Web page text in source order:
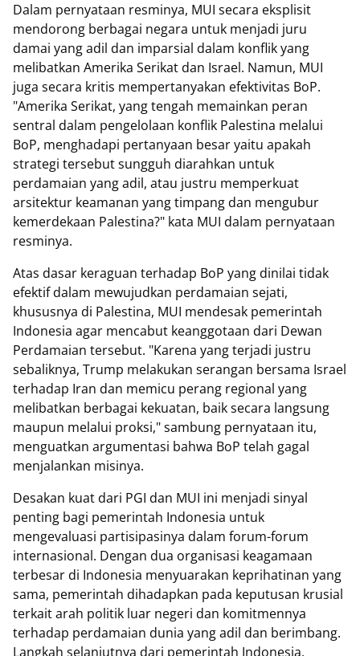
Dalam pernyataan resminya, MUI secara eksplisit
mendorong berbagai negara untuk menjadi juru
damai yang adil dan imparsial dalam konflik yang
melibatkan Amerika Serikat dan Israel. Namun, MUI
juga secara kritis mempertanyakan efektivitas BoP.
"Amerika Serikat, yang tengah memainkan peran
sentral dalam pengelolaan konflik Palestina melalui
BoP, menghadapi pertanyaan besar yaitu apakah
strategi tersebut sungguh diarahkan untuk
perdamaian yang adil, atau justru memperkuat
arsitektur keamanan yang timpang dan mengubur
kemerdekaan Palestina?" kata MUI dalam pernyataan
resminya.
Atas dasar keraguan terhadap BoP yang dinilai tidak
efektif dalam mewujudkan perdamaian sejati,
khususnya di Palestina, MUI mendesak pemerintah
Indonesia agar mencabut keanggotaan dari Dewan
Perdamaian tersebut. "Karena yang terjadi justru
sebaliknya, Trump melakukan serangan bersama Israel
terhadap Iran dan memicu perang regional yang
melibatkan berbagai kekuatan, baik secara langsung
maupun melalui proksi," sambung pernyataan itu,
menguatkan argumentasi bahwa BoP telah gagal
menjalankan misinya.
Desakan kuat dari PGI dan MUI ini menjadi sinyal
penting bagi pemerintah Indonesia untuk
mengevaluasi partisipasinya dalam forum-forum
internasional. Dengan dua organisasi keagamaan
terbesar di Indonesia menyuarakan keprihatinan yang
sama, pemerintah dihadapkan pada keputusan krusial
terkait arah politik luar negeri dan komitmennya
terhadap perdamaian dunia yang adil dan berimbang.
Langkah selanjutnya dari pemerintah Indonesia,